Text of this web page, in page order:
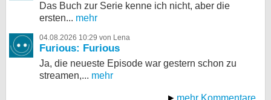
Das Buch zur Serie kenne ich nicht, aber die
ersten... mehr
04.08.2026 10:29 von Lena
Furious: Furious
Ja, die neueste Episode war gestern schon zu
streamen,... mehr
mehr Kommentare